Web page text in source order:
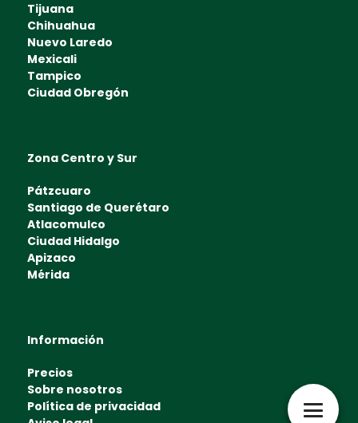
Tijuana
Chihuahua
Nuevo Laredo
Mexicali
Tampico
Ciudad Obregón
Zona Centro y Sur
Pátzcuaro
Santiago de Querétaro
Atlacomulco
Ciudad Hidalgo
Apizaco
Mérida
Información
Precios
Sobre nosotros
Política de privacidad